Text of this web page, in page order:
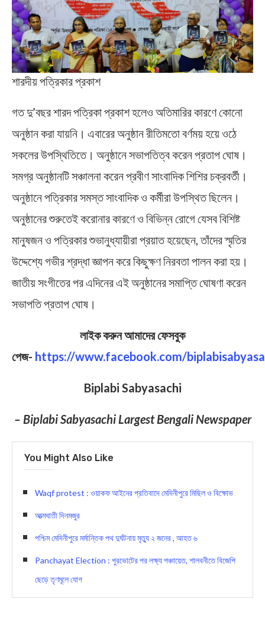
শারদীয় পত্রিকার প্রকাশ
গত দু’বছর শারদ পত্রিকা প্রকাশ হলেও অতিমারির কারণে কোনো
অনুষ্ঠান করা যায়নি। এবারের অনুষ্ঠান রীতিমতো বর্ণময় হয়ে ওঠে
সকলের উপস্থিতিতে। অনুষ্ঠানে সভাপতিত্ব করেন প্রতাপ ঘোষ।
সমগ্র অনুষ্ঠানটি সঞ্চালনা করেন প্রবীণ সাংবাদিক শিশির চক্রবর্তী।
অনুষ্ঠানে পত্রিকার সমস্ত সাংবাদিক ও কর্মীরা উপস্থিত ছিলেন।
অনুষ্ঠানের শুরুতেই করোনার কারণে ও বিভিন্ন রোগে যেসব বিশিষ্ট
মানুষজন ও পত্রিকার শুভানুধ্যায়ীরা প্রয়াত হয়েছেন, তাঁদের স্মৃতির
উদ্দেশ্যে গভীর শ্রদ্ধা জ্ঞাপন করে কিছুক্ষণ নিরবতা পালন করা হয়।
জাতীয় সংগীতের পর এদিনের এই অনুষ্ঠানের সমাপ্তি ঘোষণা করেন
সভাপতি প্রতাপ ঘোষ।
লাইক করুন আমাদের ফেসবুক
পেজ- https://www.facebook.com/
Biplabi Sabyasachi
– Biplabi Sabyasachi Largest Bengali Newspaper
You Might Also Like
Waqf protest : ওয়াকফ আইনের প্রতিবাদে মেদিনীপুরে মিছিল ও বিক্ষোভ
আত্মঘাতী দিনমজুর
পশ্চিম মেদিনীপুরে মর্মান্তিক পথ দুর্ঘটনায় মৃত্যু ২ জনের , আহত ৬
Panchayat Election : পুরভোটের পর লক্ষ্য পঞ্চায়েত, শালবনীতে বিজেপি
ছেড়ে তৃণমূলে যোগ